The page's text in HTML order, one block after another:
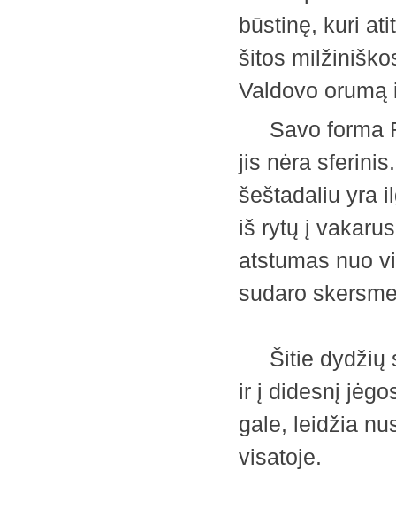
būstinę, kuri
šitos
Valdovo
Savo forma
jis nėra
šeštadaliu yra
iš rytų į
atstumas nuo
sudaro
Šitie dydžių
ir į didesnį
gale, leidžia
visatoje.